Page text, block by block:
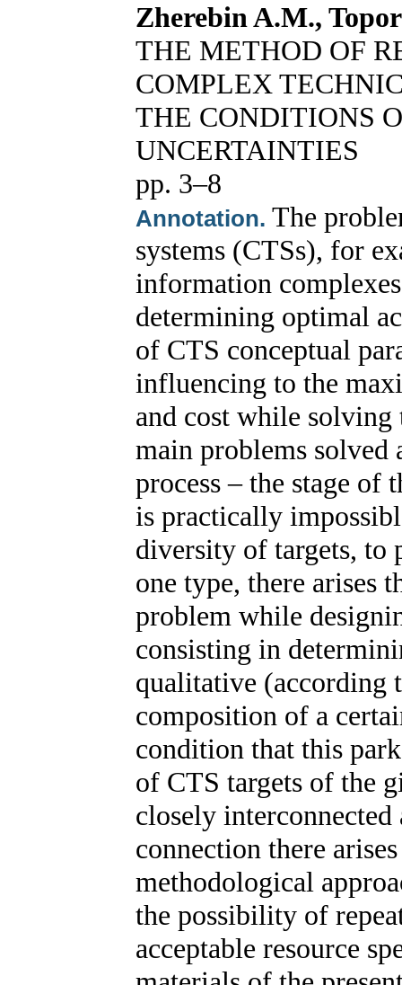
Zherebin A.M.,
THE METHOD OF
COMPLEX
THE CONDITIONS
UNCERTAINTIES
pp. 3–8
Annotation. The
systems (CTSs), for
information
determining optimal
of CTS conceptual
influencing to the
and cost while solving
main problems solved
process – the stage of
is practically
diversity of targets, to
one type, there arises
problem while
consisting in
qualitative (according
composition of a
condition that this
of CTS targets of the
closely
connection there
methodological
the possibility of
acceptable resource